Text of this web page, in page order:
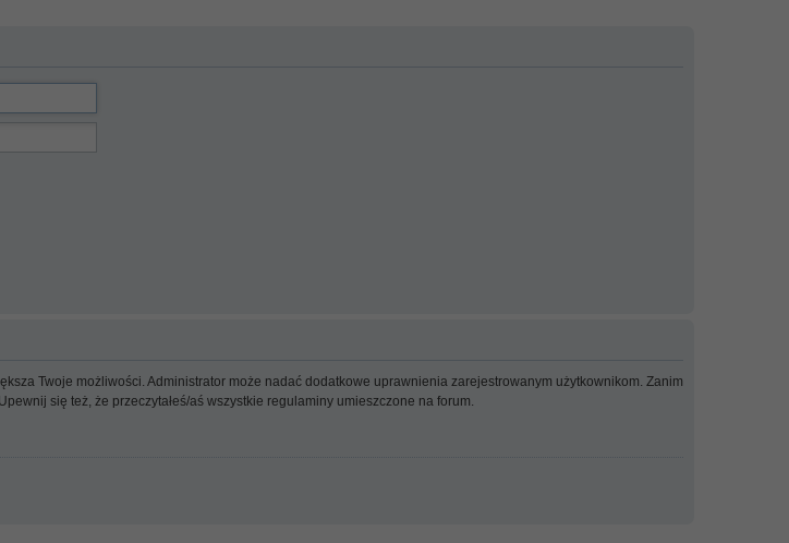
Twoje możliwości. Administrator może nadać dodatkowe uprawnienia zarejestrowanym użytkownikom. Zanim
się też, że przeczytałeś/aś wszystkie regulaminy umieszczone na forum.